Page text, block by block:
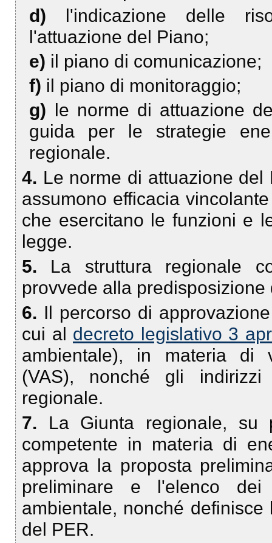
d) l'indicazione delle
l'attuazione del Piano;
e) il piano di comunicazione;
f) il piano di monitoraggio;
g) le norme di attuazione
guida per le strategie
regionale.
4. Le norme di attuazione
assumono efficacia
che esercitano le funzioni e
legge.
5. La struttura regionale
provvede alla predisposizione
6. Il percorso di
cui al decreto legislativo 3
ambientale), in materia di
(VAS), nonché gli
regionale.
7. La Giunta regionale, su
competente in materia di
approva la proposta
preliminare e l'elenco
ambientale, nonché
del PER.